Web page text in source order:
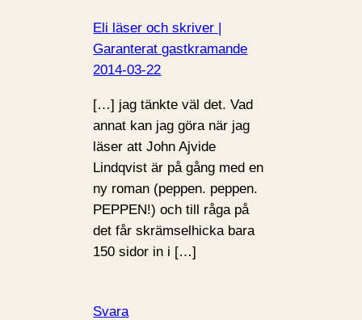
Eli läser och skriver |
Garanterat gastkramande
2014-03-22
[…] jag tänkte väl det. Vad
annat kan jag göra när jag
läser att John Ajvide
Lindqvist är på gång med en
ny roman (peppen. peppen.
PEPPEN!) och till råga på
det får skrämselhicka bara
150 sidor in i […]
Svara